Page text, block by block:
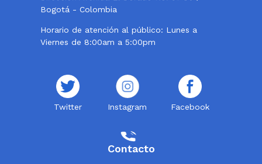
Bogotá - Colombia
Horario de atención al público: Lunes a
Viernes de 8:00am a 5:00pm
Twitter Instagram Facebook
Contacto